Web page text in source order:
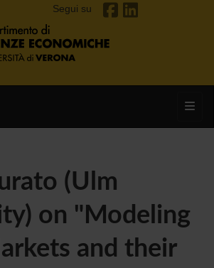
Segui su
(Ulm
on "Modeling
and their